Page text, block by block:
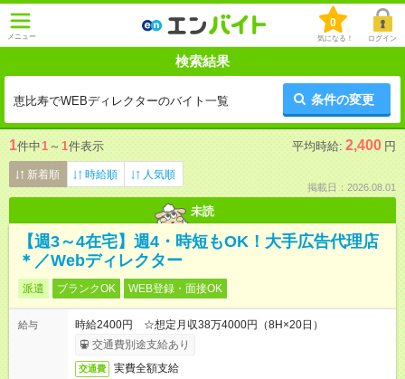
メニュー
0
気になる！ ログイン
検索結果
恵比寿でWEBディレクターのバイト一覧 条件の変更
1件中1 ～ 1件表示 平均時給: 2,400 円
新着順 時給順 人気順
掲載日：2026.08.01
未読
【週3～4在宅】週4・時短もOK！大手広告代理店
＊／Webディレクター
派遣 ブランクOK WEB登録・面接OK
給与
時給2400円 ☆想定月収38万4000円（8H×20日）
交通費別途支給あり
交通費 実費全額支給